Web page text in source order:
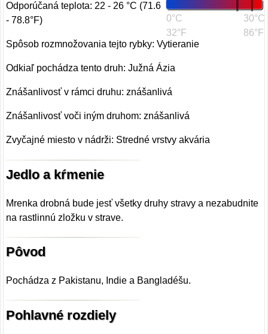
0°C
32°F
30°C
86°F
Odporúčaná teplota: 22 - 26 °C (71.6
- 78.8°F)
Spôsob rozmnožovania tejto rybky: Vytieranie
Odkiaľ pochádza tento druh: Južná Ázia
Znášanlivosť v rámci druhu: znášanlivá
Znášanlivosť voči iným druhom: znášanlivá
Zvyčajné miesto v nádrži: Stredné vrstvy akvária
Jedlo a kŕmenie
Mrenka drobná bude jesť všetky druhy stravy a nezabudnite
na rastlinnú zložku v strave.
Pôvod
Pochádza z Pakistanu, Indie a Bangladéšu.
Pohlavné rozdiely